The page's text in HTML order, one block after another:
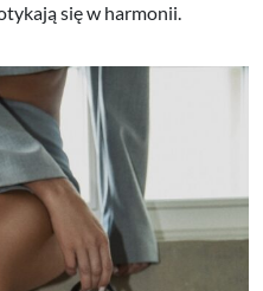
się w harmonii.